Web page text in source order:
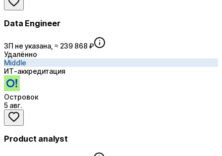
Data Engineer
ЗП не указана, ≈ 239 868 ₽
Удалённо
Middle
ИТ-аккредитация
Островок
5 авг.
Product analyst